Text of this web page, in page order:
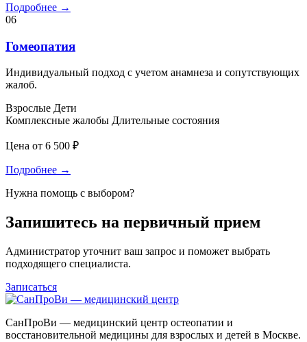
Подробнее →
06
Гомеопатия
Индивидуальный подход с учетом анамнеза и сопутствующих
жалоб.
Взрослые Дети
Комплексные жалобы Длительные состояния
Цена от 6 500 ₽
Подробнее →
Нужна помощь с выбором?
Запишитесь на первичный прием
Администратор уточнит ваш запрос и поможет выбрать
подходящего специалиста.
Записаться
СанПроВи — медицинский центр остеопатии и
восстановительной медицины для взрослых и детей в Москве.